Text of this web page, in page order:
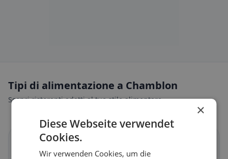
Tipi di alimentazione a Chamblon
Scopri ristoranti adatti al tuo stile alimentare.
🌱
×
Diese Webseite verwendet
Cookies.
Wir verwenden Cookies, um die